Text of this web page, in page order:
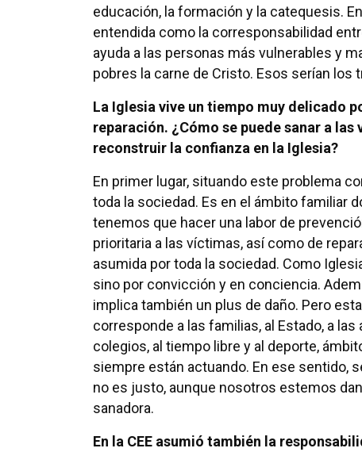
educación, la formación y la catequesis.
entendida como la corresponsabilidad
ayuda a las personas más vulnerables y
pobres la carne de Cristo. Esos serían los
La Iglesia vive un tiempo muy delicado
reparación. ¿Cómo se puede sanar a
reconstruir la confianza en la Iglesia?
En primer lugar, situando este problema
toda la sociedad. Es en el ámbito familiar
tenemos que hacer una labor de
prioritaria a las víctimas, así como de
asumida por toda la sociedad. Como
sino por convicción y en conciencia.
implica también un plus de daño. Pero
corresponde a las familias, al Estado, a
colegios, al tiempo libre y al deporte,
siempre están actuando. En ese sentido,
no es justo, aunque nosotros estemos
sanadora.
En la CEE asumió también la